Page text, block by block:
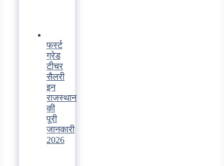
फर्स्ट
ग्रेड
टीचर
सैलरी
इन
राजस्थान
की
पूरी
जानकारी
2026